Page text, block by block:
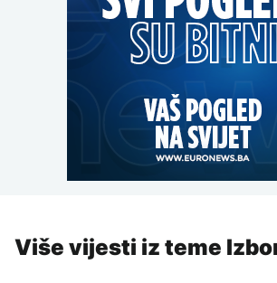
Više vijesti iz teme